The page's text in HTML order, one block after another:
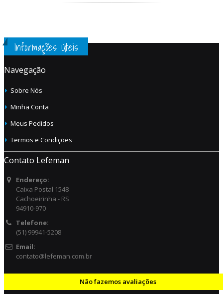
Informações Úteis
Navegação
Sobre Nós
Minha Conta
Meus Pedidos
Termos e Condições
Contato Lefeman
Endereço:
Caixa Postal 1548
Cachoeirinha - RS
94910-970
Telefone:
(51) 99941-5208
Email:
contato@lefeman.com.br
Não fazemos avaliações